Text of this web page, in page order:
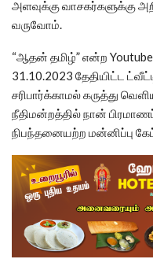
அளவுக்கு வாசகர்களுக்கு
வருவோம்.
“ஆதன் தமிழ்” என்ற Youtube
31.10.2023 தேதியிட்ட
சரிபார்க்காமல் கருத்து
நீதிமன்றத்தில் நான்
நிபந்தனையற்ற மன்னிப்பு